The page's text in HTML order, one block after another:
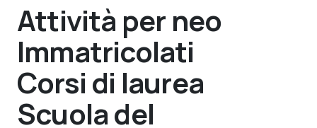
Attività per neo
Immatricolati
Corsi di laurea
Scuola del